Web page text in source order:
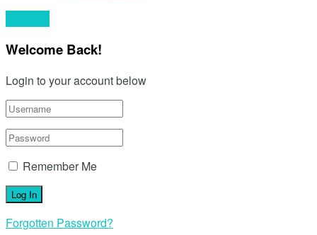
Welcome Back!
Login to your account below
Remember Me
Forgotten Password?